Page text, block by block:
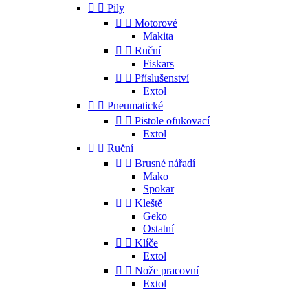
  Pily
  Motorové
Makita
  Ruční
Fiskars
  Příslušenství
Extol
  Pneumatické
  Pistole ofukovací
Extol
  Ruční
  Brusné nářadí
Mako
Spokar
  Kleště
Geko
Ostatní
  Klíče
Extol
  Nože pracovní
Extol